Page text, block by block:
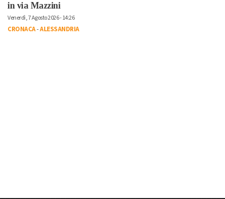
in via Mazzini
Venerdì, 7 Agosto 2026 - 14:26
CRONACA-ALESSANDRIA